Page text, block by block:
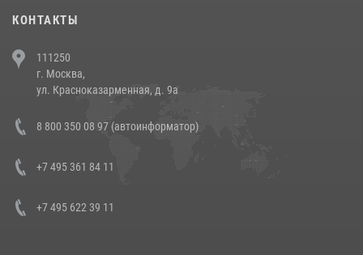
напавших на бригаду скорой помощи (видео)
14 июля 2026, 12:20
В Росгвардии прошла военно-научная конференция по обобщению
боевого опыта
КОНТАКТЫ
111250
г. Москва,
ул. Красноказарменная, д. 9а
8 800 350 08 97 (автоинформатор)
+7 495 361 84 11
+7 495 622 39 11